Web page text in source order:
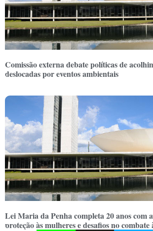
Comissão externa debate políticas de
deslocadas por eventos ambientais
Lei Maria da Penha completa 20 anos com
proteção às mulheres e desafios no combate